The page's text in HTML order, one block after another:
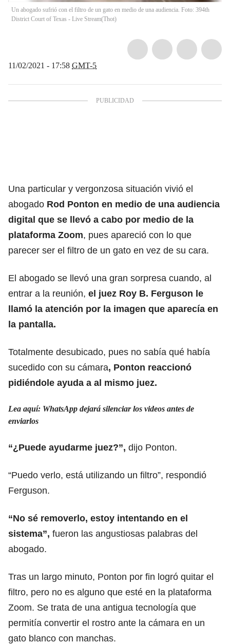
Un abogado sufrió con el filtro de un gato en medio de una audiencia. Foto: 394th
District Court of Texas - Live Stream(Thot)
11/02/2021 - 17:58 GMT-5
Una particular y vergonzosa situación vivió el
abogado Rod Ponton en medio de una audiencia
digital que se llevó a cabo por medio de la
plataforma Zoom, pues apareció con lo que
parecer ser el filtro de un gato en vez de su cara.
El abogado se llevó una gran sorpresa cuando, al
entrar a la reunión, el juez Roy B. Ferguson le
llamó la atención por la imagen que aparecía en
la pantalla.
Totalmente desubicado, pues no sabía qué había
sucedido con su cámara, Ponton reaccionó
pidiéndole ayuda a al mismo juez.
Lea aquí: WhatsApp dejará silenciar los videos antes de
enviarlos
“¿Puede ayudarme juez?”, dijo Ponton.
“Puedo verlo, está utilizando un filtro”, respondió
Ferguson.
“No sé removerlo, estoy intentando en el
sistema”, fueron las angustiosas palabras del
abogado.
Tras un largo minuto, Ponton por fin logró quitar el
filtro, pero no es alguno que esté en la plataforma
Zoom. Se trata de una antigua tecnología que
permitía convertir el rostro ante la cámara en un
gato blanco con manchas.